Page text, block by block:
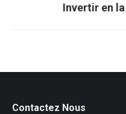
Invertir en
Contactez Nous